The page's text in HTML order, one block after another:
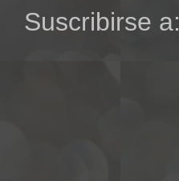
Suscribirse a: